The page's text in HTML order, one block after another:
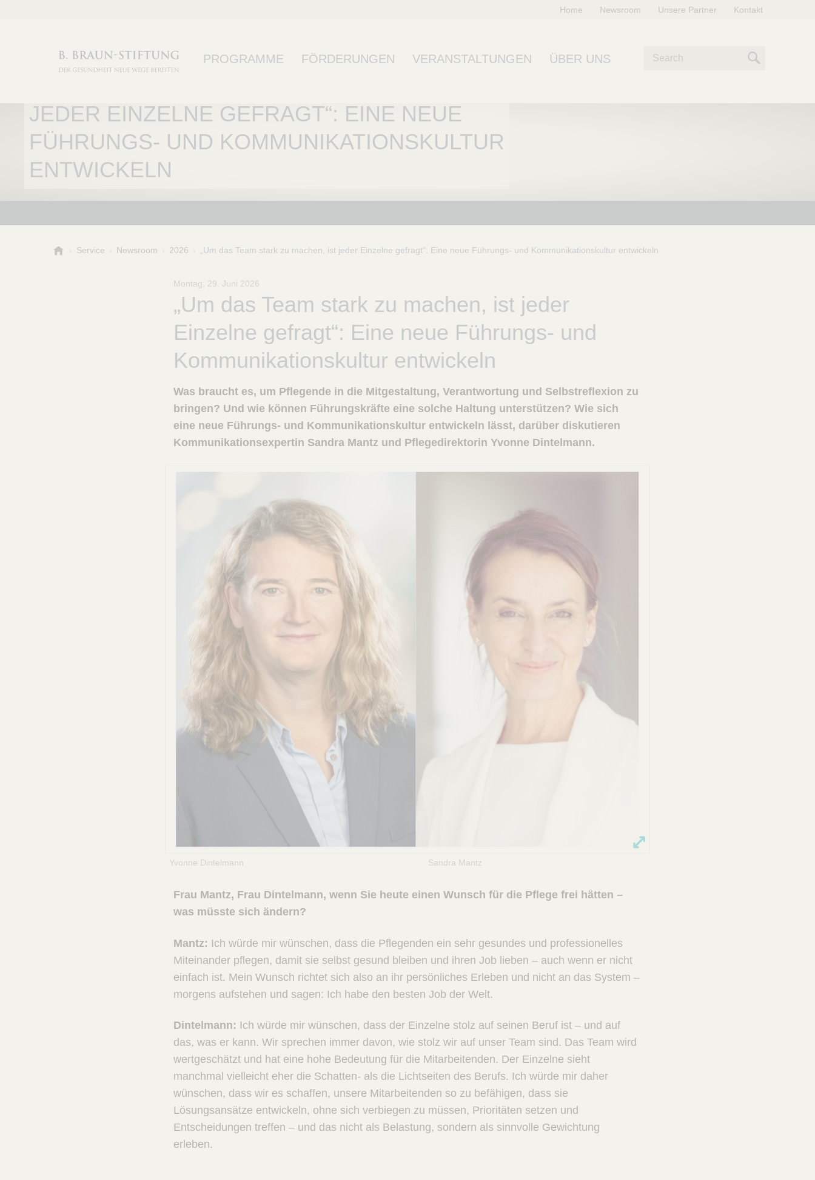
PROGRAMME FÖRDERUNGEN VERANSTALTUNGEN ÜBER UNS
Home Newsroom Unsere Partner Kontakt
JEDER EINZELNE GEFRAGT“: EINE NEUE
FÜHRUNGS- UND KOMMUNIKATIONSKULTUR
ENTWICKELN
Service Newsroom 2026 „Um das Team stark zu machen, ist jeder Einzelne gefragt“: Eine neue Führungs- und Kommunikationskultur entwickeln
Montag, 29. Juni 2026
„Um das Team stark zu machen, ist jeder
Einzelne gefragt“: Eine neue Führungs- und
Kommunikationskultur entwickeln
Was braucht es, um Pflegende in die Mitgestaltung, Verantwortung und Selbstreflexion zu
bringen? Und wie können Führungskräfte eine solche Haltung unterstützen? Wie sich
eine neue Führungs- und Kommunikationskultur entwickeln lässt, darüber diskutieren
Kommunikationsexpertin Sandra Mantz und Pflegedirektorin Yvonne Dintelmann.
Yvonne Dintelmann Sandra Mantz
Frau Mantz, Frau Dintelmann, wenn Sie heute einen Wunsch für die Pflege frei hätten –
was müsste sich ändern?
Mantz: Ich würde mir wünschen, dass die Pflegenden ein sehr gesundes und professionelles
Miteinander pflegen, damit sie selbst gesund bleiben und ihren Job lieben – auch wenn er nicht
einfach ist. Mein Wunsch richtet sich also an ihr persönliches Erleben und nicht an das System –
morgens aufstehen und sagen: Ich habe den besten Job der Welt.
Dintelmann: Ich würde mir wünschen, dass der Einzelne stolz auf seinen Beruf ist – und auf
das, was er kann. Wir sprechen immer davon, wie stolz wir auf unser Team sind. Das Team wird
wertgeschätzt und hat eine hohe Bedeutung für die Mitarbeitenden. Der Einzelne sieht
manchmal vielleicht eher die Schatten- als die Lichtseiten des Berufs. Ich würde mir daher
wünschen, dass wir es schaffen, unsere Mitarbeitenden so zu befähigen, dass sie
Lösungsansätze entwickeln, ohne sich verbiegen zu müssen, Prioritäten setzen und
Entscheidungen treffen – und das nicht als Belastung, sondern als sinnvolle Gewichtung
erleben.